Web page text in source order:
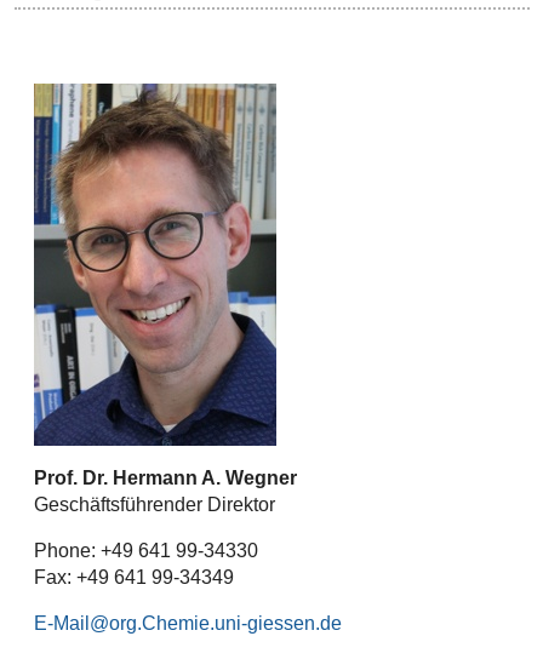
Prof. Dr. Hermann A. Wegner
Geschäftsführender Direktor
Phone: +49 641 99-34330
Fax: +49 641 99-34349
E-Mail